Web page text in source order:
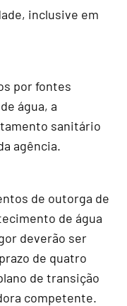
inclusive em
por fontes
água, a
sanitário
agência.
de outorga de
de água
deverão ser
de quatro
de transição
competente.